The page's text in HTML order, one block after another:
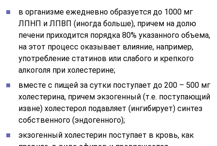
в организме ежедневно образуется до 1000 мг
ЛПНП и ЛПВП (иногда больше), причем на долю
печени приходится порядка 80% указанного объема,
на этот процесс оказывает влияние, например,
употребление статинов или слабого и крепкого
алкоголя при холестерине;
вместе с пищей за сутки поступает до 200 – 500 мг
холестерина, причем экзогенный (т.е. поступающий
извне) холестерол подавляет (ингибирует) синтез
собственного (эндогенного);
экзогенный холестерин поступает в кровь, как